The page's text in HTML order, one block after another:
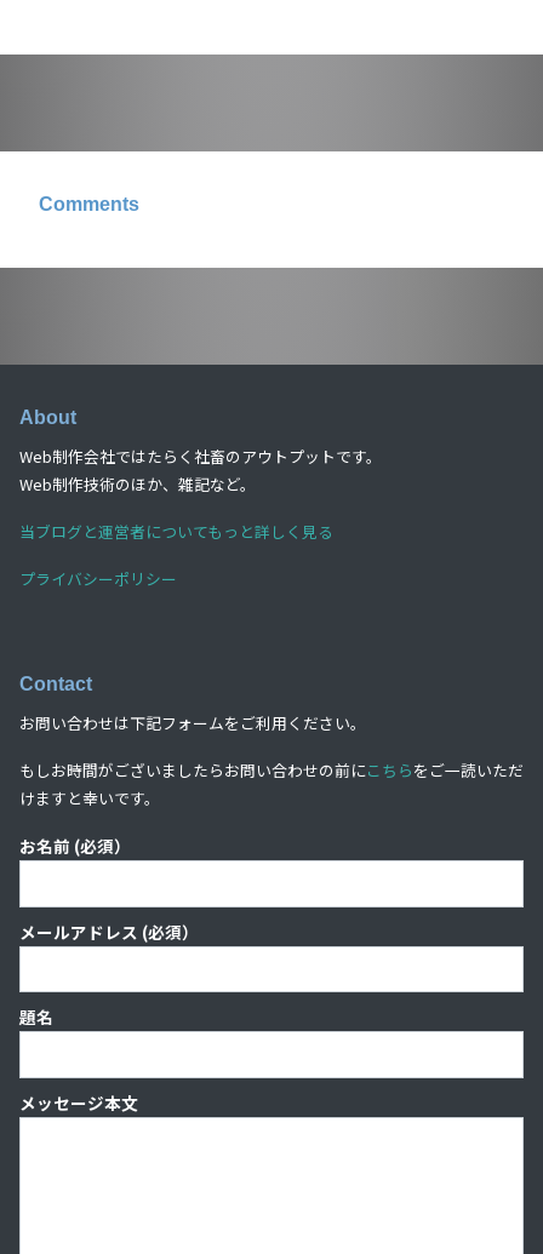
Comments
About
Web制作会社ではたらく社畜のアウトプットです。
Web制作技術のほか、雑記など。
当ブログと運営者についてもっと詳しく見る
プライバシーポリシー
Contact
お問い合わせは下記フォームをご利用ください。
もしお時間がございましたらお問い合わせの前にこちらをご一読いただ
けますと幸いです。
お名前 (必須）
メールアドレス (必須）
題名
メッセージ本文